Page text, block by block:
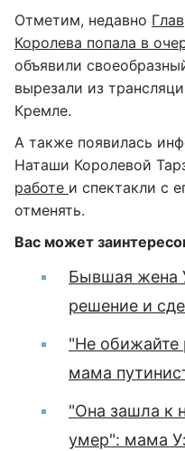
Отметим, недавно
Королева попала в
объявили
вырезали из
Кремле.
А также появилась
Наташи Королевой
работе и спектакли с
отменять.
Вас может
Бывшая жена
решение и
"Не обижайте
мама
"Она зашла к
умер": мама